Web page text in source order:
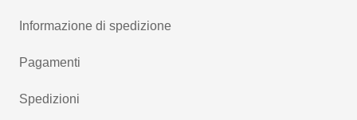
Informazione di spedizione
Pagamenti
Spedizioni